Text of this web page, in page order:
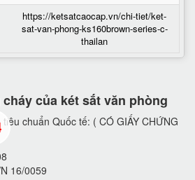
https://ketsatcaocap.vn/chi-tiet/ket-
sat-van-phong-ks160brown-series-c-
thailan
của két sắt văn phòng
chuẩn Quốc tế: ( CÓ GIẤY CHỨNG
16/0059